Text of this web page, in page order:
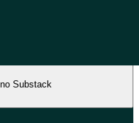
Substack